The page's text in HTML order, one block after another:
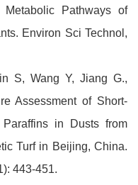
Pathways of
Environ Sci Technol,
S, Wang Y, Jiang G.,
Assessment of Short-
in Dusts from
Turf in Beijing, China.
443-451.